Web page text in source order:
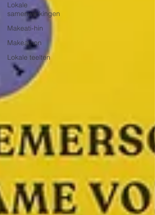
Lokale
samenwerkingen
Makeati-hin
Makeathon
Lokale teelten